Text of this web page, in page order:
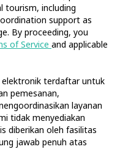
tourism, including
support as
By proceeding, you
of Service and applicable
terdaftar untuk
pemesanan,
layanan
tidak menyediakan
diberikan oleh fasilitas
jawab penuh atas
Denpasar